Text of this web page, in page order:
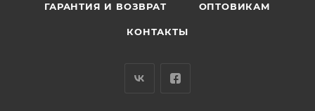
ГАРАНТИЯ И ВОЗВРАТ ОПТОВИКАМ
КОНТАКТЫ